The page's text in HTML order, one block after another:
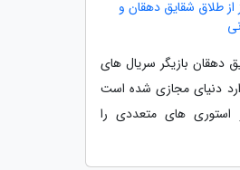
از طلاق شقایق دهقان و
دهقان بازیگر سریال های
دنیای مجازی شده است
های متعددی را